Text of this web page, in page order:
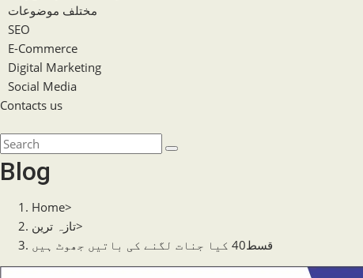
مختلف موضوعات
SEO
E-Commerce
Digital Marketing
Social Media
Contacts us
website
search
Search
this
website
Blog
Home>
تازہ ترین>
قسط40 کیا جنات لگنے کی باتیں جھوٹ ہیں